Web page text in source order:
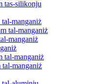
tas-silikonju
manganiż
tal-manganiż
manganiż
tal-manganiż
tal-manganiż